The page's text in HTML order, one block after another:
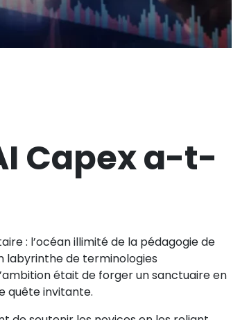
Capex a-t-
: l’océan illimité de la pédagogie de
labyrinthe de terminologies
était de forger un sanctuaire en
quête invitante.